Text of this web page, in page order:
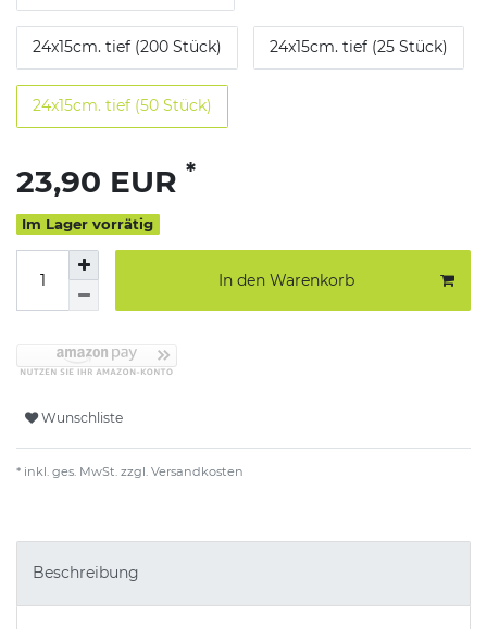
24x15cm. tief (200 Stück) 24x15cm. tief (25 Stück)
24x15cm. tief (50 Stück)
23,90 EUR *
Im Lager vorrätig
In den Warenkorb
Wunschliste
* inkl. ges. MwSt. zzgl. Versandkosten
Beschreibung